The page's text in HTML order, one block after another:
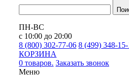
ПН-ВС
с 10:00 до 20:00
8 (800) 302-77-06 8 (499) 348-15-
КОРЗИНА
0 товаров. Заказать звонок
Меню